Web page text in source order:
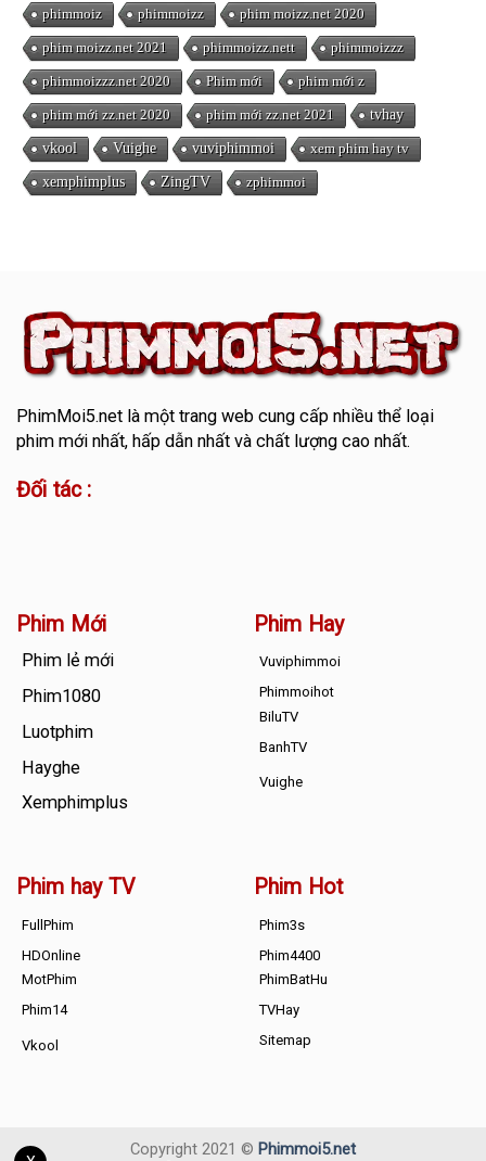
phimmoiz phimmoizz phim moizz.net 2020
phim moizz.net 2021 phimmoizz.nett phimmoizzz
phimmoizzz.net 2020 Phim mới phim mới z
phim mới zz.net 2020 phim mới zz.net 2021 tvhay
vkool Vuighe vuviphimmoi xem phim hay tv
xemphimplus ZingTV zphimmoi
PhimMoi5.netlà một trang web cung cấp nhiều thể loại
phim mới nhất, hấp dẫn nhất và chất lượng cao nhất.
Đối tác :
Phim Mới
Phim lẻ mới
Phim1080
Luotphim
Hayghe
Xemphimplus
Phim Hay
Vuviphimmoi
Phimmoihot
BiluTV
BanhTV
Vuighe
Phim hay TV
FullPhim
HDOnline
MotPhim
Phim14
Vkool
Phim Hot
Phim3s
Phim4400
PhimBatHu
TVHay
Sitemap
Copyright 2021 © Phimmoi5.net